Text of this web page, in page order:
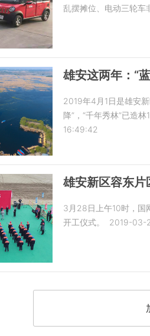
乱摆摊位、电动三轮车
雄安这两年：“
2019年4月1日是雄安
降”，“千年秀林”已造
16:49:42
雄安新区容东
3月28日上午10时，国
开工仪式。
2019-03-